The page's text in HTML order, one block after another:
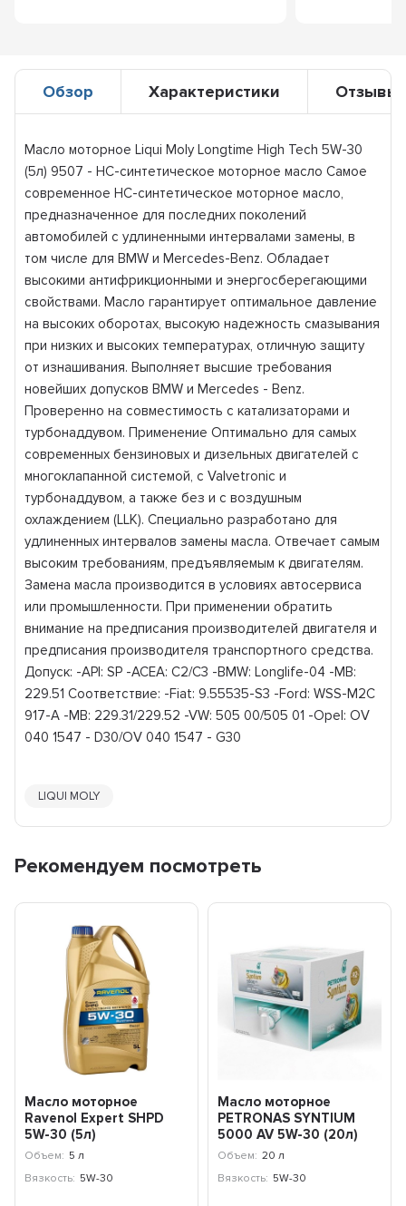
Обзор Характеристики Отзывы
Масло моторное Liqui Moly Longtime High Teсh 5W-30
(5л) 9507 - НС-синтетическое моторное масло Самое
современное НС-синтетическое моторное масло,
предназначенное для последних поколений
автомобилей с удлиненными интервалами замены, в
том числе для BMW и Mercedes-Benz. Обладает
высокими антифрикционными и энергосберегающими
свойствами. Масло гарантирует оптимальное давление
на высоких оборотах, высокую надежность смазывания
при низких и высоких температурах, отличную защиту
от изнашивания. Выполняет высшие требования
новейших допусков BMW и Mercedes - Benz.
Проверенно на совместимость с катализаторами и
турбонаддувом. Применение Оптимально для самых
современных бензиновых и дизельных двигателей с
многоклапанной системой, с Valvetronic и
турбонаддувом, а также без и с воздушным
охлаждением (LLK). Специально разработано для
удлиненных интервалов замены масла. Отвечает самым
высоким требованиям, предъявляемым к двигателям.
Замена масла производится в условиях автосервиса
или промышленности. При применении обратить
внимание на предписания производителей двигателя и
предписания производителя транспортного средства.
Допуск: -API: SP -ACEA: C2/C3 -BMW: Longlife-04 -MB:
229.51 Соответствие: -Fiat: 9.55535-S3 -Ford: WSS-M2C
917-A -MB: 229.31/229.52 -VW: 505 00/505 01 -Opel: OV
040 1547 - D30/OV 040 1547 - G30
LIQUI MOLY
Рекомендуем посмотреть
Масло моторное
Ravenol Expert SHPD
5W-30 (5л)
112110400501999
Объем: 5 л
Вязкость: 5W-30
Масло моторное
PETRONAS SYNTIUM
5000 AV 5W-30 (20л)
70950RY1EU
Объем: 20 л
Вязкость: 5W-30